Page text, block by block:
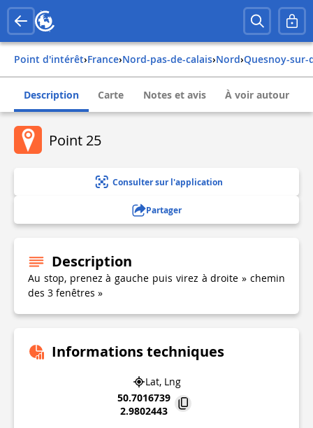
Point d'intérêt› france› nord-pas-de-calais› nord› quesnoy-
Description Carte Notes et avis À voir autour
Point 25
Consulter sur l'application
Partager
Description
Au stop, prenez à gauche puis virez à droite » chemin
des 3 fenêtres »
Informations techniques
Lat, Lng
50.7016739
2.9802443